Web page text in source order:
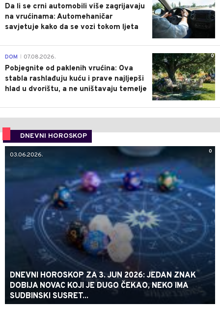
Da li se crni automobili više zagrijavaju
na vrućinama: Automehaničar
savjetuje kako da se vozi tokom ljeta
0
DOM 07.08.2026.
Pobjegnite od paklenih vrućina: Ova
stabla rashlađuju kuću i prave najljepši
hlad u dvorištu, a ne uništavaju temelje
DNEVNI HOROSKOP
0
03.06.2026.
DNEVNI HOROSKOP ZA 3. JUN 2026: JEDAN ZNAK
DOBIJA NOVAC KOJI JE DUGO ČEKAO, NEKO IMA
SUDBINSKI SUSRET...